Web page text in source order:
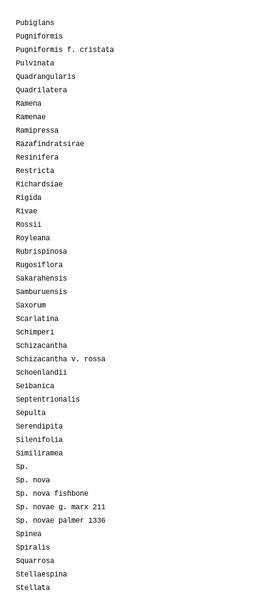
Pubiglans
Pugniformis
Pugniformis f. cristata
Pulvinata
Quadrangularis
Quadrilatera
Ramena
Ramenae
Ramipressa
Razafindratsirae
Resinifera
Restricta
Richardsiae
Rigida
Rivae
Rossii
Royleana
Rubrispinosa
Rugosiflora
Sakarahensis
Samburuensis
Saxorum
Scarlatina
Schimperi
Schizacantha
Schizacantha v. rossa
Schoenlandii
Seibanica
Septentrionalis
Sepulta
Serendipita
Silenifolia
Similiramea
Sp.
Sp. nova
Sp. nova fishbone
Sp. novae g. marx 211
Sp. novae palmer 1336
Spinea
Spiralis
Squarrosa
Stellaespina
Stellata